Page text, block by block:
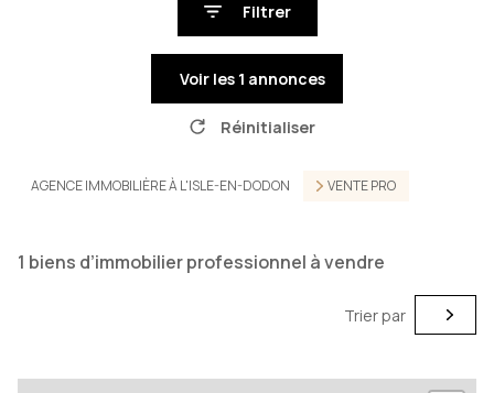
Filtrer
Voir les 1 annonces
Réinitialiser
AGENCE IMMOBILIÈRE À L'ISLE-EN-DODON VENTE PRO
1 biens d’immobilier professionnel à vendre
Trier par